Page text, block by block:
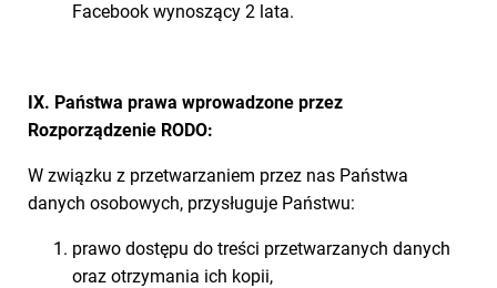
Facebook wynoszący 2 lata.
IX. Państwa prawa wprowadzone przez
Rozporządzenie RODO:
W związku z przetwarzaniem przez nas Państwa
danych osobowych, przysługuje Państwu:
prawo dostępu do treści przetwarzanych danych
oraz otrzymania ich kopii,